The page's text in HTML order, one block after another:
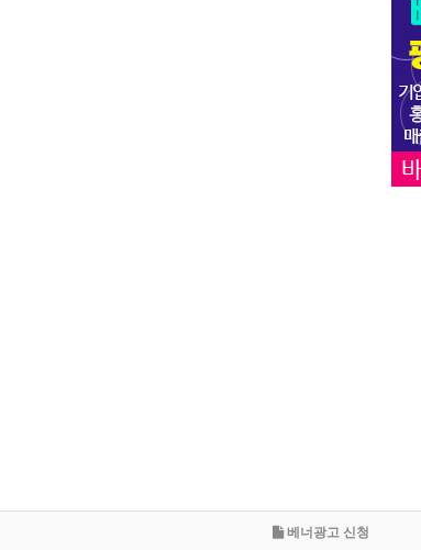
베너광고 신청